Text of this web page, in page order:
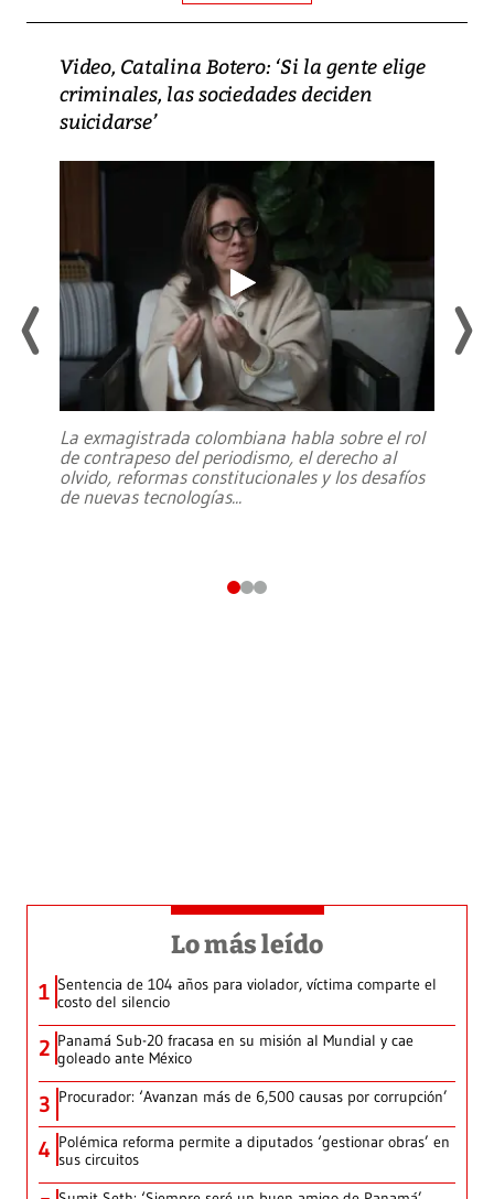
Video, Catalina Botero: ‘Si la gente elige
criminales, las sociedades deciden
suicidarse’
La exmagistrada colombiana habla sobre el rol
de contrapeso del periodismo, el derecho al
olvido, reformas constitucionales y los desafíos
de nuevas tecnologías...
Lo más leído
1 Sentencia de 104 años para violador, víctima comparte el
costo del silencio
2 Panamá Sub-20 fracasa en su misión al Mundial y cae
goleado ante México
3 Procurador: ‘Avanzan más de 6,500 causas por corrupción’
4 Polémica reforma permite a diputados ‘gestionar obras’ en
sus circuitos